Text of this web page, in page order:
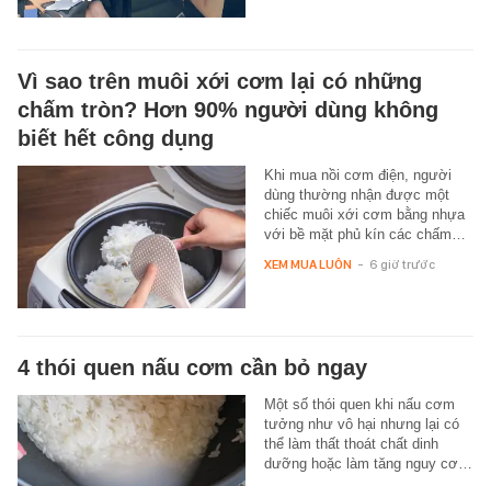
Vì sao trên muôi xới cơm lại có những
chấm tròn? Hơn 90% người dùng không
biết hết công dụng
Khi mua nồi cơm điện, người
dùng thường nhận được một
chiếc muôi xới cơm bằng nhựa
với bề mặt phủ kín các chấm…
XEM MUA LUÔN - 6 giờ trước
4 thói quen nấu cơm cần bỏ ngay
Một số thói quen khi nấu cơm
tưởng như vô hại nhưng lại có
thể làm thất thoát chất dinh
dưỡng hoặc làm tăng nguy cơ…